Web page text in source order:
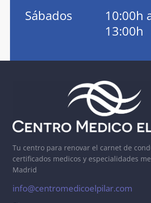
Sábados
10:00h
13:00h
Tu centro para renovar el carnet de
certificados medicos y especialidades
Madrid
info@centromedicoelpilar.com